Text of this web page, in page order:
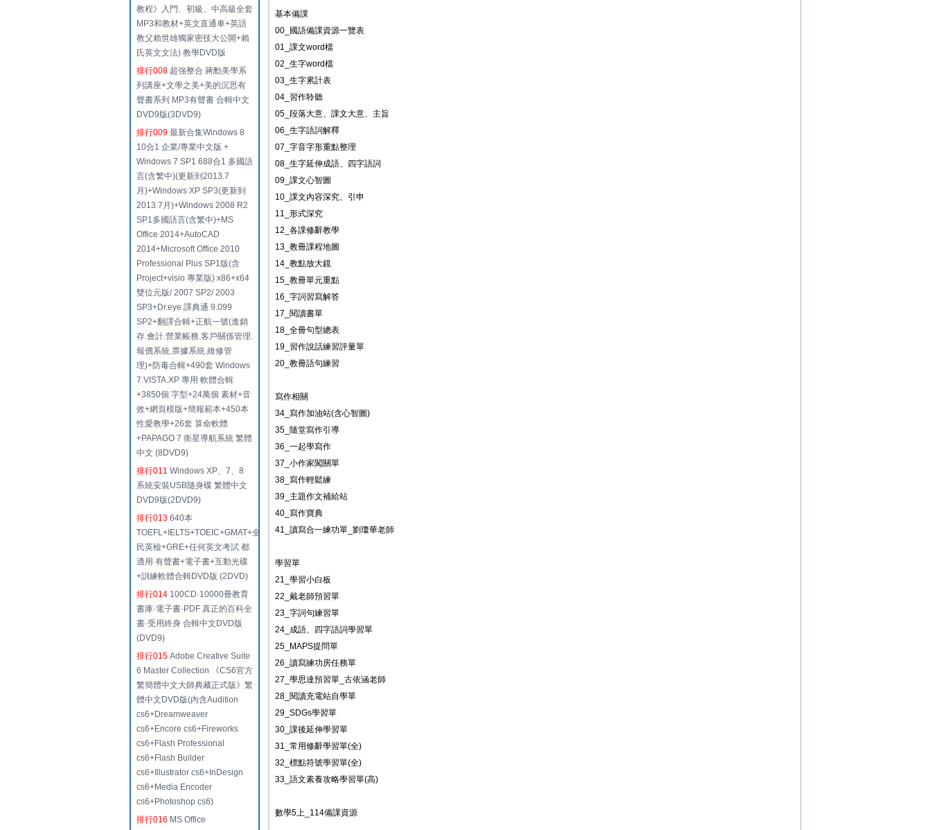
教程》入門、初級、中高級全套
MP3和教材+英文直通車+英語
教父賴世雄獨家密技大公開+賴
氏英文文法) 教學DVD版
排行008 超強整合 蔣勳美學系
列講座+文學之美+美的沉思有
聲書系列 MP3有聲書 合輯中文
DVD9版(3DVD9)
排行009 最新合集Windows 8
10合1 企業/專業中文版 +
Windows 7 SP1 688合1 多國語
言(含繁中)(更新到2013.7
月)+Windows XP SP3(更新到
2013.7月)+Windows 2008 R2
SP1多國語言(含繁中)+MS
Office 2014+AutoCAD
2014+Microsoft Office 2010
Professional Plus SP1版(含
Project+visio 專業版) x86+x64
雙位元版/ 2007 SP2/ 2003
SP3+Dr.eye 譯典通 9.099
SP2+翻譯合輯+正航一號(進銷
存.會計.營業帳務.客戶關係管理.
報價系統.票據系統.維修管
理)+防毒合輯+490套 Windows
7.VISTA.XP 專用 軟體合輯
+3850個 字型+24萬個 素材+音
效+網頁模版+簡報範本+450本
性愛教學+26套 算命軟體
+PAPAGO 7 衛星導航系統 繁體
中文 (8DVD9)
排行011 Windows XP、7、8
系統安裝USB隨身碟 繁體中文
DVD9版(2DVD9)
排行013 640本
TOEFL+IELTS+TOEIC+GMAT+全
民英檢+GRE+任何英文考試 都
適用 有聲書+電子書+互動光碟
+訓練軟體合輯DVD版 (2DVD)
排行014 100CD·10000冊教育
書庫·電子書·PDF 真正的百科全
書·受用終身 合輯中文DVD版
(DVD9)
排行015 Adobe Creative Suite
6 Master Collection 《CS6官方
繁簡體中文大師典藏正式版》繁
體中文DVD版(內含Audition
cs6+Dreamweaver
cs6+Encore cs6+Fireworks
cs6+Flash Professional
cs6+Flash Builder
cs6+Illustrator cs6+InDesign
cs6+Media Encoder
cs6+Photoshop cs6)
排行016 MS Office
基本備課
00_國語備課資源一覽表
01_課文word檔
02_生字word檔
03_生字累計表
04_習作聆聽
05_段落大意、課文大意、主旨
06_生字語詞解釋
07_字音字形重點整理
08_生字延伸成語、四字語詞
09_課文心智圖
10_課文內容深究、引申
11_形式深究
12_各課修辭教學
13_教冊課程地圖
14_教點放大鏡
15_教冊單元重點
16_字詞習寫解答
17_閱讀書單
18_全冊句型總表
19_習作說話練習評量單
20_教冊語句練習
寫作相關
34_寫作加油站(含心智圖)
35_隨堂寫作引導
36_一起學寫作
37_小作家闖關單
38_寫作輕鬆練
39_主題作文補給站
40_寫作寶典
41_讀寫合一練功單_劉瓊華老師
學習單
21_學習小白板
22_戴老師預習單
23_字詞句練習單
24_成語、四字語詞學習單
25_MAPS提問單
26_讀寫練功房任務單
27_學思達預習單_古依涵老師
28_閱讀充電站自學單
29_SDGs學習單
30_課後延伸學習單
31_常用修辭學習單(全)
32_標點符號學習單(全)
33_語文素養攻略學習單(高)
數學5上_114備課資源